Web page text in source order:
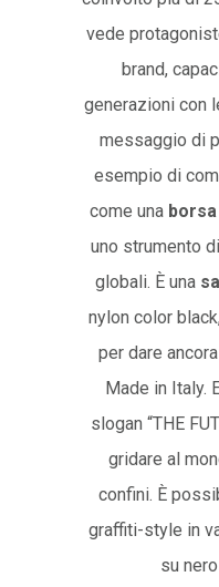
vede
brand,
generazioni con
messaggio di
esempio di
come una
uno strumento
globali. È una
nylon color
per dare
Made in Italy.
slogan “THE
gridare al
confini. È
graffiti-style in
su